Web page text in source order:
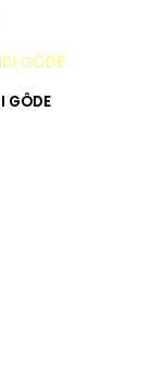
GÔDE